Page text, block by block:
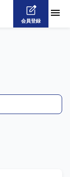
会員登録